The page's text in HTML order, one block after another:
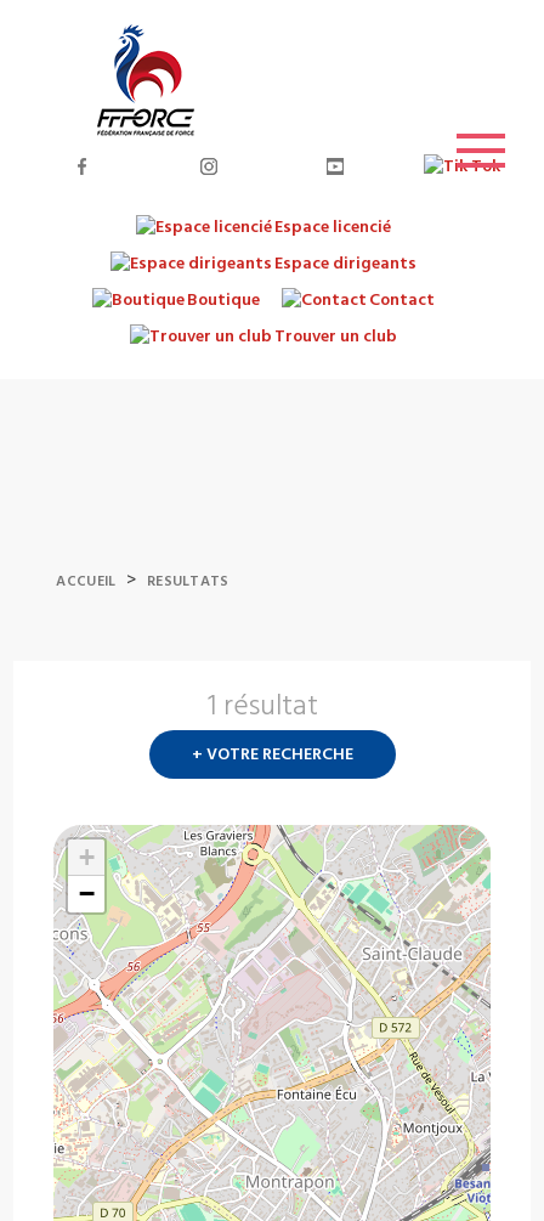
Espace licencié
Espace dirigeants
Boutique
Contact
Trouver un club
ACCUEIL > RESULTATS
1 résultat
+ VOTRE RECHERCHE
+
−